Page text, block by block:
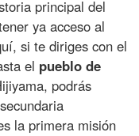
principal del
ya acceso al
si te diriges con el
el pueblo de
podrás
la primera misión